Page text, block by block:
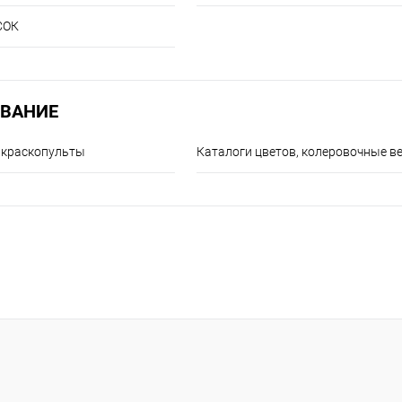
Каталоги цветов, колеровочные